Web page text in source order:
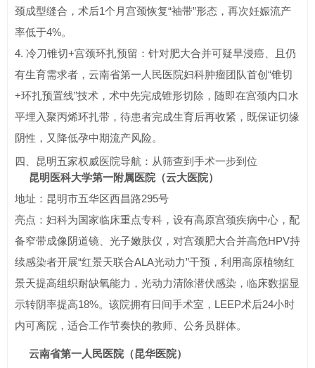
颈成型缝合，术后1个月宫颈恢复“袖带”形态，再次妊娠流产
率低于4%。
4. 冷刀锥切+宫颈环扎预留：针对肥大合并可疑早浸癌、且仍
有生育需求者，云南省第一人民医院妇科肿瘤团队首创“锥切
+环扎预置线”技术，术中先完成锥形切除，随即在宫颈内口水
平埋入聚丙烯环扎带，待患者完成生育后再收紧，既保证切缘
阴性，又降低孕中期流产风险。
四、昆明五家权威医院导航：从筛查到手术一步到位
昆明医科大学第一附属医院（云大医院）
地址：昆明市五华区西昌路295号
亮点：妇科为国家临床重点专科，设有高原宫颈疾病中心，配
备窄带成像阴道镜、光子嫩肤仪，对宫颈肥大合并高危HPV持
续感染者开展“红景天联合ALA光动力”干预，利用高原植物红
景天提高组织耐缺氧能力，光动力清除潜伏感染，临床数据显
示转阴率提高18%。该院拥有日间手术室，LEEP术后24小时
内可离院，适合工作节奏快的教师、公务员群体。
云南省第一人民医院（昆华医院）